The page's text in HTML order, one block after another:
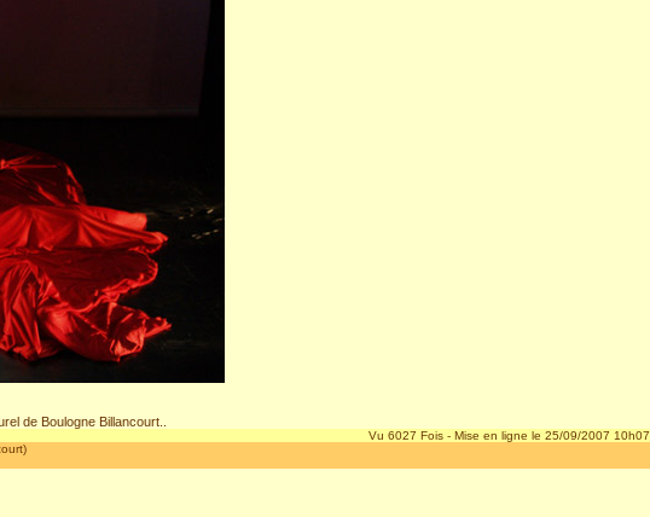
de Boulogne Billancourt..
Vu 6027 Fois - Mise en ligne le 25/09/2007 10h07